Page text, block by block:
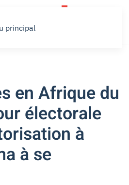
principal
en Afrique du
électorale
à
à se